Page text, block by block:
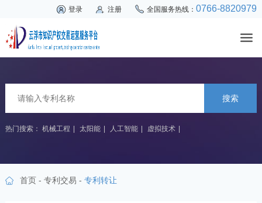
登录 注册 全国服务热线：0766-8820979
搜索
热门搜索： 机械工程 太阳能 人工智能 虚拟技术
首页- 专利交易 - 专利转让